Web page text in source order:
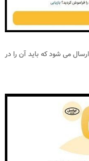
می شود که باید آن را در